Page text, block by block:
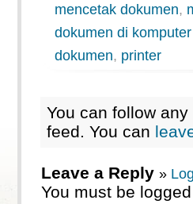
mencetak dokumen,
dokumen di
dokumen, printer
You can follow
feed. You can
Leave a Reply »
You must be